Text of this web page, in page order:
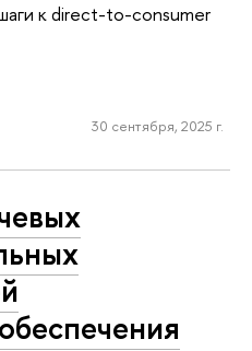
к direct-to-consumer
30 сентября, 2025 г.